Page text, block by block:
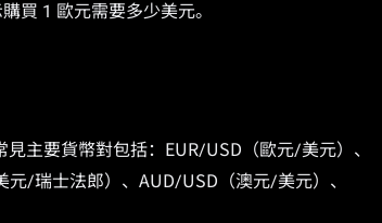
買 1 歐元需要多少美元。
主要貨幣對包括：EUR/USD（歐元/美元）、
/瑞士法郎）、AUD/USD（澳元/美元）、